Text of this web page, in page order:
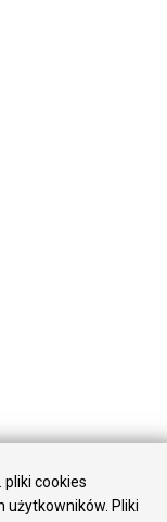
cookies
użytkowników. Pliki